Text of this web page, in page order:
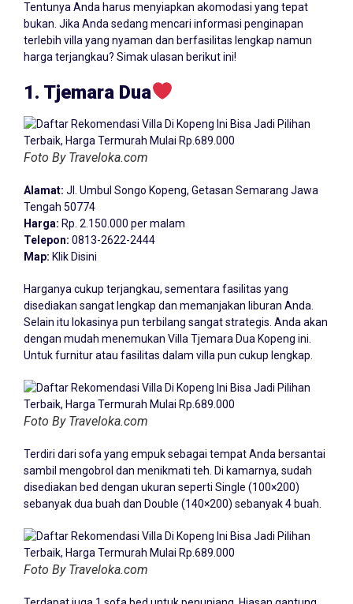
Tentunya Anda harus menyiapkan akomodasi yang tepat
bukan. Jika Anda sedang mencari informasi penginapan
terlebih villa yang nyaman dan berfasilitas lengkap namun
harga terjangkau? Simak ulasan berikut ini!
1. Tjemara Dua
Foto By Traveloka.com
Alamat: Jl. Umbul Songo Kopeng, Getasan Semarang Jawa
Tengah 50774
Harga: Rp. 2.150.000 per malam
Telepon: 0813-2622-2444
Map: Klik Disini
Harganya cukup terjangkau, sementara fasilitas yang
disediakan sangat lengkap dan memanjakan liburan Anda.
Selain itu lokasinya pun terbilang sangat strategis. Anda akan
dengan mudah menemukan Villa Tjemara Dua Kopeng ini.
Untuk furnitur atau fasilitas dalam villa pun cukup lengkap.
Foto By Traveloka.com
Terdiri dari sofa yang empuk sebagai tempat Anda bersantai
sambil mengobrol dan menikmati teh. Di kamarnya, sudah
disediakan bed dengan ukuran seperti Single (100×200)
sebanyak dua buah dan Double (140×200) sebanyak 4 buah.
Foto By Traveloka.com